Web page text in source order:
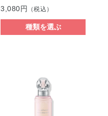
3,080円 （税込）
種類を選ぶ